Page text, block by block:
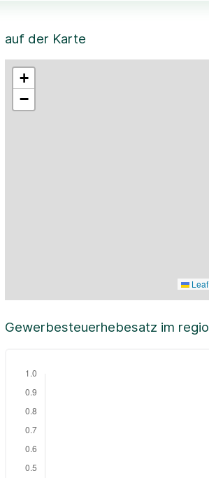
auf der Karte
+
−
Gewerbesteuerhebesatz im